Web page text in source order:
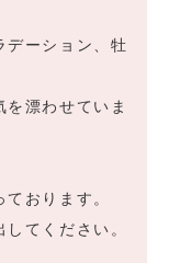
デーション、牡
漂わせていま
おります。
てください。